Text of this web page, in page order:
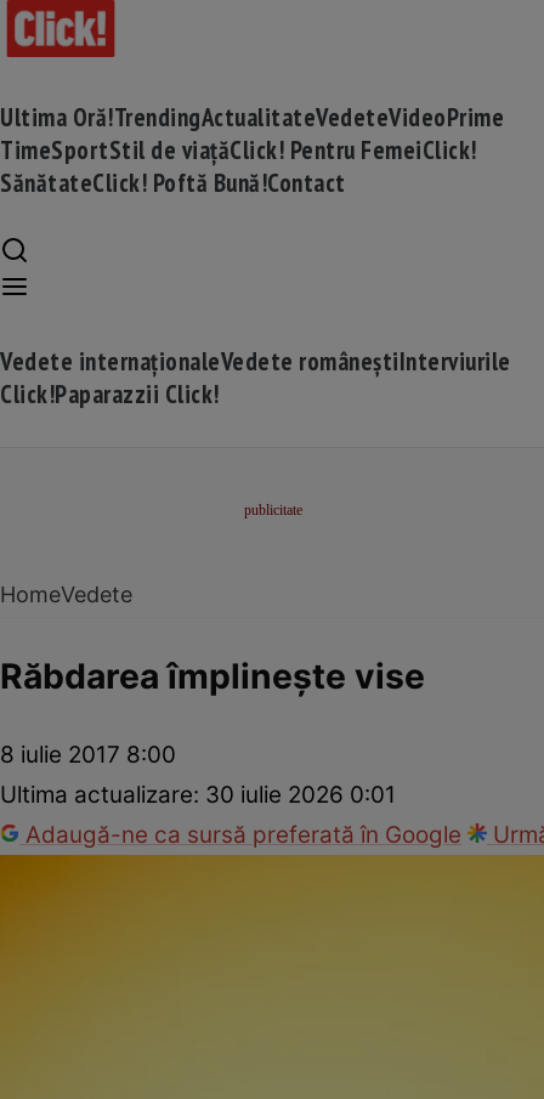
Ultima Oră!TrendingActualitateVedeteVideoPrime
TimeSportStil de viațăClick! Pentru FemeiClick!
SănătateClick! Poftă Bună!Contact
Vedete internaționaleVedete româneștiInterviurile
Click!Paparazzii Click!
HomeVedete
Răbdarea împlineşte vise
8 iulie 2017 8:00
Ultima actualizare: 30 iulie 2026 0:01
Adaugă-ne ca sursă preferată în Google